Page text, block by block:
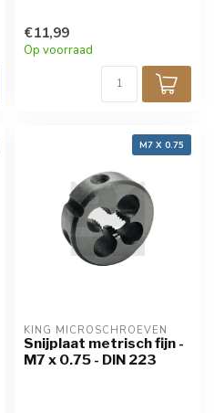
€11,99
Op voorraad
M7 X 0.75
KING MICROSCHROEVEN
Snijplaat metrisch fijn -
M7 x 0.75 - DIN 223